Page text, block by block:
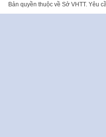
Bản quyền thuộc về Sở VHTT. Yêu